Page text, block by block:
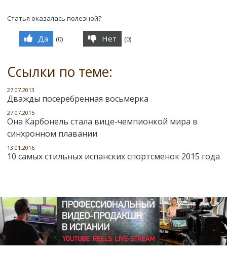
Статья оказалась полезной?
Да (0) Нет (0)
Ссылки по теме:
27.07.2013
Дважды посеребренная восьмерка
27.07.2015
Она Карбонель стала вице-чемпионкой мира в
синхронном плавании
13.01.2016
10 самых стильных испанских спортсменок 2015 года